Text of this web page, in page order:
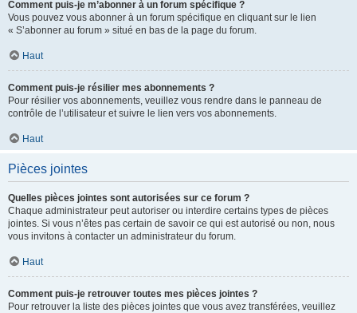
Comment puis-je m’abonner à un forum spécifique ?
Vous pouvez vous abonner à un forum spécifique en cliquant sur le lien
« S’abonner au forum » situé en bas de la page du forum.
Haut
Comment puis-je résilier mes abonnements ?
Pour résilier vos abonnements, veuillez vous rendre dans le panneau de
contrôle de l’utilisateur et suivre le lien vers vos abonnements.
Haut
Pièces jointes
Quelles pièces jointes sont autorisées sur ce forum ?
Chaque administrateur peut autoriser ou interdire certains types de pièces
jointes. Si vous n’êtes pas certain de savoir ce qui est autorisé ou non, nous
vous invitons à contacter un administrateur du forum.
Haut
Comment puis-je retrouver toutes mes pièces jointes ?
Pour retrouver la liste des pièces jointes que vous avez transférées, veuillez